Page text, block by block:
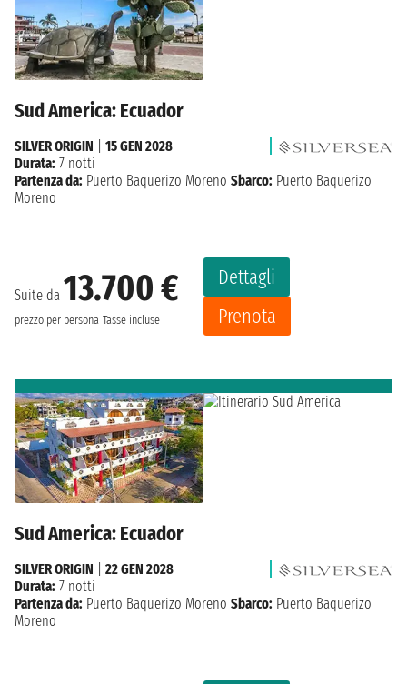
Sud America: Ecuador
Suite da 13.700 €
prezzo per persona Tasse incluse
Dettagli
Prenota
SILVER ORIGIN
15 GEN 2028
Durata: 7 notti
Partenza da: Puerto Baquerizo Moreno Sbarco: Puerto Baquerizo
Moreno
Sud America: Ecuador
SILVER ORIGIN
22 GEN 2028
Durata: 7 notti
Partenza da: Puerto Baquerizo Moreno Sbarco: Puerto Baquerizo
Moreno